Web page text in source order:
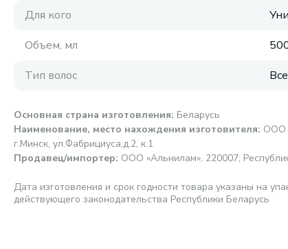
Для кого
Объем, мл
Тип волос
Основная страна изготовления: Беларусь
Наименование, место нахождения изготовителя: ООО
г.Минск, ул.Фабрициуса,д.2, к.1
Продавец/импортер: ООО «Альнилам», 220007,
Дата изготовления и срок годности товара указаны на
действующего законодательства Республики Беларусь